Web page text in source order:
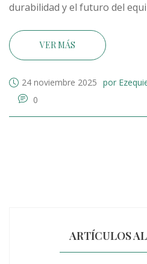
durabilidad y el futuro del
VER MÁS
24 noviembre 2025 por
0
ARTÍCULOS